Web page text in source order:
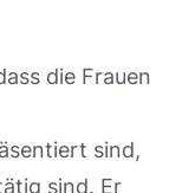
die Frauen
sind,
sind. Er